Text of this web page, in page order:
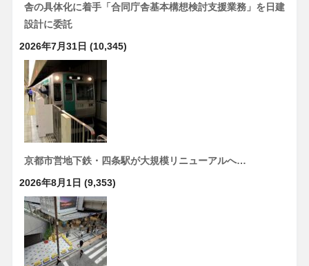
舎の具体化に着手「合同庁舎基本構想検討支援業務」を日建
設計に委託
2026年7月31日 (10,345)
京都市営地下鉄・四条駅が大規模リニューアルへ…
2026年8月1日 (9,353)